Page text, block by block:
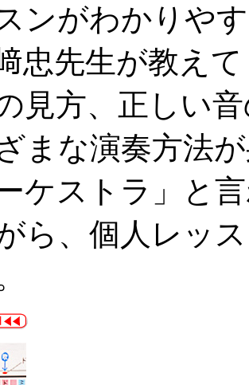
スンがわかりや
忠先生が教え
見方、正しい
まな演奏方法
ケストラ」と
ら、個人レッ